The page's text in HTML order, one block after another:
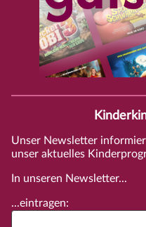
Unser Newsletter
unser aktuelles
In unseren Newsletter...
...eintragen: